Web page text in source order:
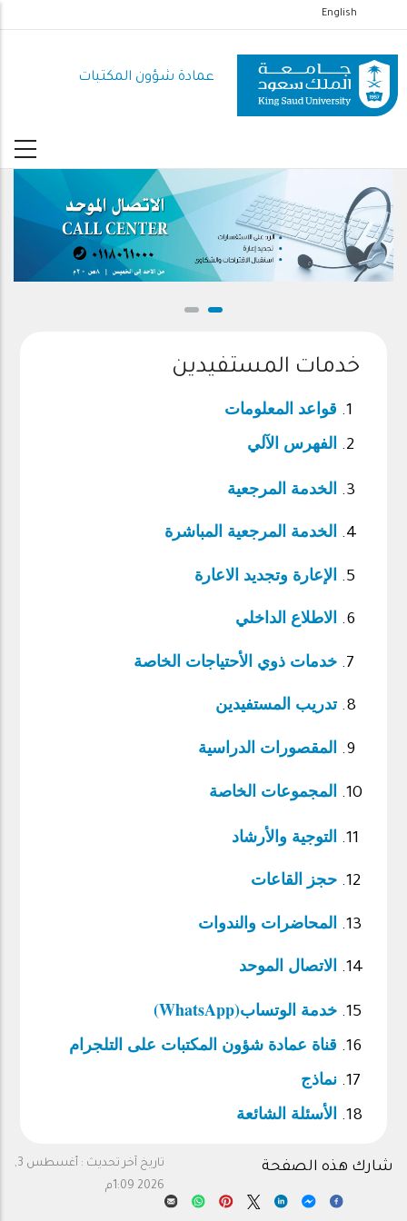
إلى
المحتوى
الرئيسي
English
عمادة شؤون المكتبات
خدمات المستفيدين
قواعد المعلومات
الفهرس الآلي
الخدمة المرجعية
الخدمة المرجعية المباشرة
الإعارة وتجديد الاعارة
الاطلاع الداخلي
خدمات ذوي الأحتياجات الخاصة
تدريب المستفيدين
المقصورات الدراسية
المجموعات الخاصة
التوجية والأرشاد
حجز القاعات
المحاضرات والندوات
الاتصال الموحد
خدمة الوتساب(WhatsApp)
قناة عمادة شؤون المكتبات على التلجرام
نماذج
الأسئلة الشائعة
تاريخ آخر تحديث :
أغسطس 3,
2026 1:09م
شارك هذه الصفحة